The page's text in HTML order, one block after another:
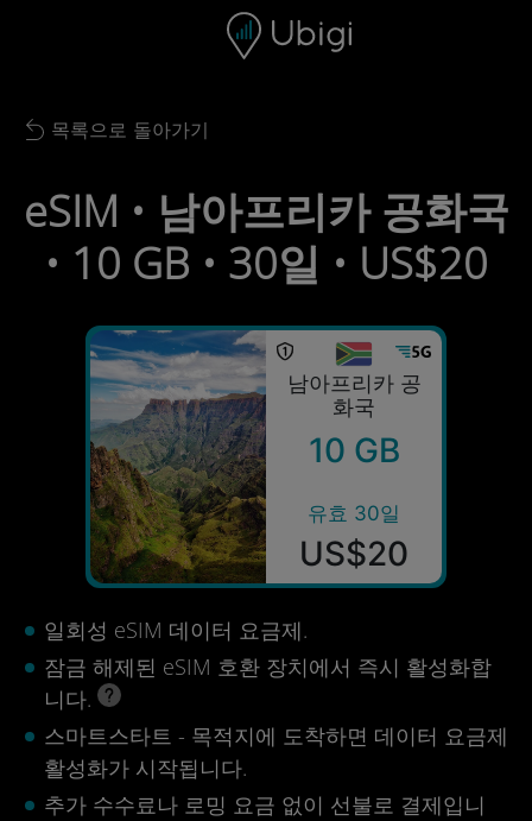
내비게이션 바 하단
Back to list
목록으로 돌아가기
eSIM • 남아프리카 공화국
• 10 GB • 30일 • US$20
남아프리카 공
화국
10 GB
유효 30일
US$20
일회성 eSIM 데이터 요금제.
잠금 해제된 eSIM 호환 장치에서 즉시 활성화합
니다.
스마트스타트 - 목적지에 도착하면 데이터 요금제
활성화가 시작됩니다.
추가 수수료나 로밍 요금 없이 선불로 결제입니